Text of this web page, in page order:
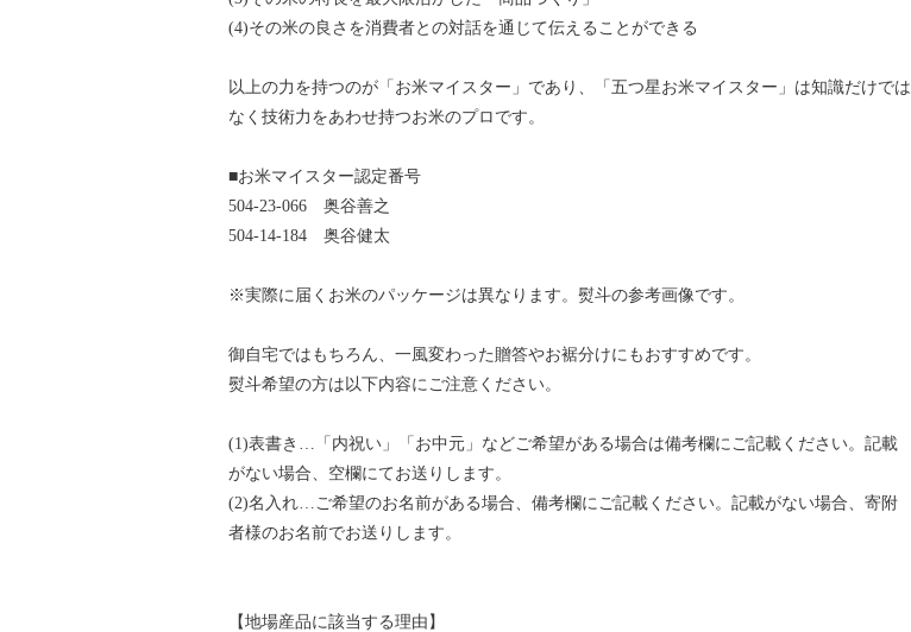
(4)その米の良さを消費者との対話を通じて伝えることができる
以上の力を持つのが「お米マイスター」であり、「五つ星お米マイスター」は知識だけでは
なく技術力をあわせ持つお米のプロです。
■お米マイスター認定番号
504-23-066 奥谷善之
504-14-184 奥谷健太
※実際に届くお米のパッケージは異なります。熨斗の参考画像です。
御自宅ではもちろん、一風変わった贈答やお裾分けにもおすすめです。
熨斗希望の方は以下内容にご注意ください。
(1)表書き…「内祝い」「お中元」などご希望がある場合は備考欄にご記載ください。記載
がない場合、空欄にてお送りします。
(2)名入れ…ご希望のお名前がある場合、備考欄にご記載ください。記載がない場合、寄附
者様のお名前でお送りします。
【地場産品に該当する理由】